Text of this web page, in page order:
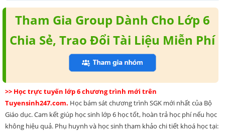
Tham Gia Group Dành Cho Lớp 6
Chia Sẻ, Trao Đổi Tài Liệu Miễn Phí
>> Học trực tuyến lớp 6 chương trình mới trên
Tuyensinh247.com. Học bám sát chương trình SGK mới nhất của Bộ
Giáo dục. Cam kết giúp học sinh lớp 6 học tốt, hoàn trả học phí nếu học
không hiệu quả. Phụ huynh và học sinh tham khảo chi tiết khoá học tại: